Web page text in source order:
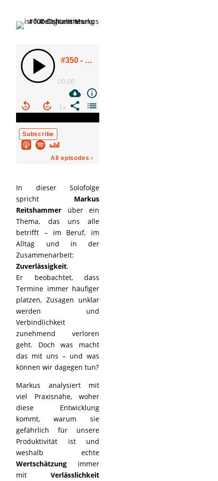
In dieser Solofolge
spricht Markus
Reitshammer über ein
Thema, das uns alle
betrifft – im Beruf, im
Alltag und in der
Zusammenarbeit:
Zuverlässigkeit.
Er beobachtet, dass
Termine immer häufiger
platzen, Zusagen unklar
werden und
Verbindlichkeit
zunehmend verloren
geht. Doch was macht
das mit uns – und was
können wir dagegen tun?
Markus analysiert mit
viel Praxisnähe, woher
diese Entwicklung
kommt, warum sie
gefährlich für unsere
Produktivität ist und
weshalb echte
Wertschätzung immer
mit Verlässlichkeit